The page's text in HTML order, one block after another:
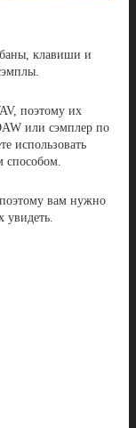
клавиши и
поэтому их
или сэмплер по
использовать
способом.
вам нужно
увидеть.